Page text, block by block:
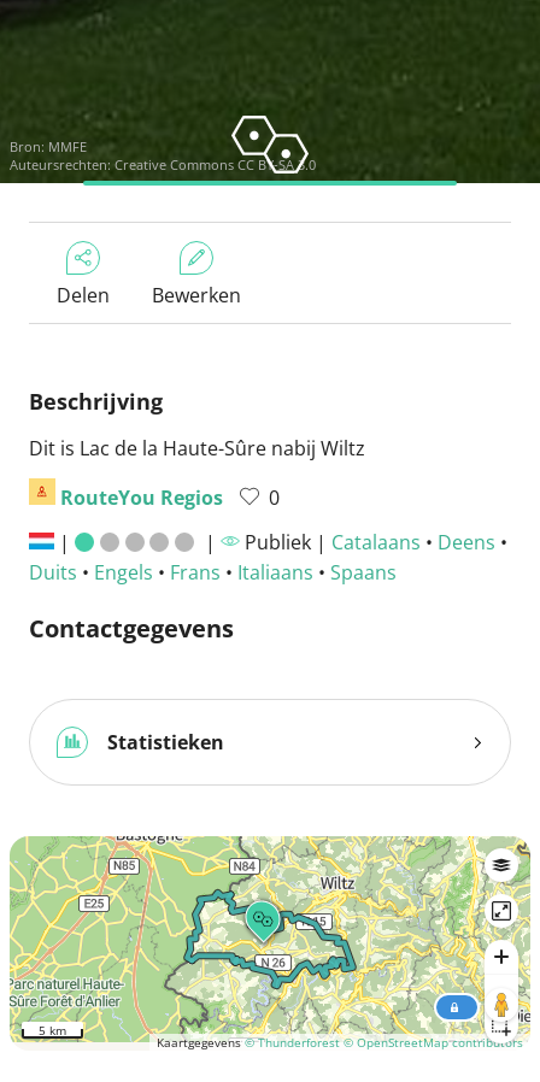
Bron: MMFE
Auteursrechten: Creative Commons CC BY-SA 3.0
Delen Bewerken
Beschrijving
Dit is Lac de la Haute-Sûre nabij Wiltz
RouteYou Regios
0
|
| Publiek | Catalaans • Deens •
Duits • Engels • Frans • Italiaans • Spaans
Contactgegevens
Statistieken
Kaartgegevens© Thunderforest © OpenStreetMap contributors
5 km